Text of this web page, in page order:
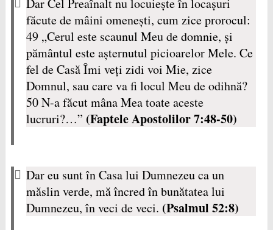
Dar Cel Preaînalt nu locuieşte în locaşuri
făcute de mâini omeneşti, cum zice prorocul:
49 „Cerul este scaunul Meu de domnie, şi
pământul este aşternutul picioarelor Mele. Ce
fel de Casă Îmi veţi zidi voi Mie, zice
Domnul, sau care va fi locul Meu de odihnă?
50 N-a făcut mâna Mea toate aceste
lucruri?…” (Faptele Apostolilor 7:48-50)
Dar eu sunt în Casa lui Dumnezeu ca un
măslin verde, mă încred în bunătatea lui
Dumnezeu, în veci de veci. (Psalmul 52:8)